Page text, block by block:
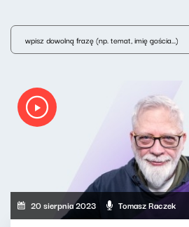
20 sierpnia 2023 Tomasz Raczek